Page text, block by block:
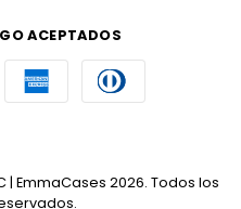
ACEPTADOS
| EmmaCases 2026. Todos los